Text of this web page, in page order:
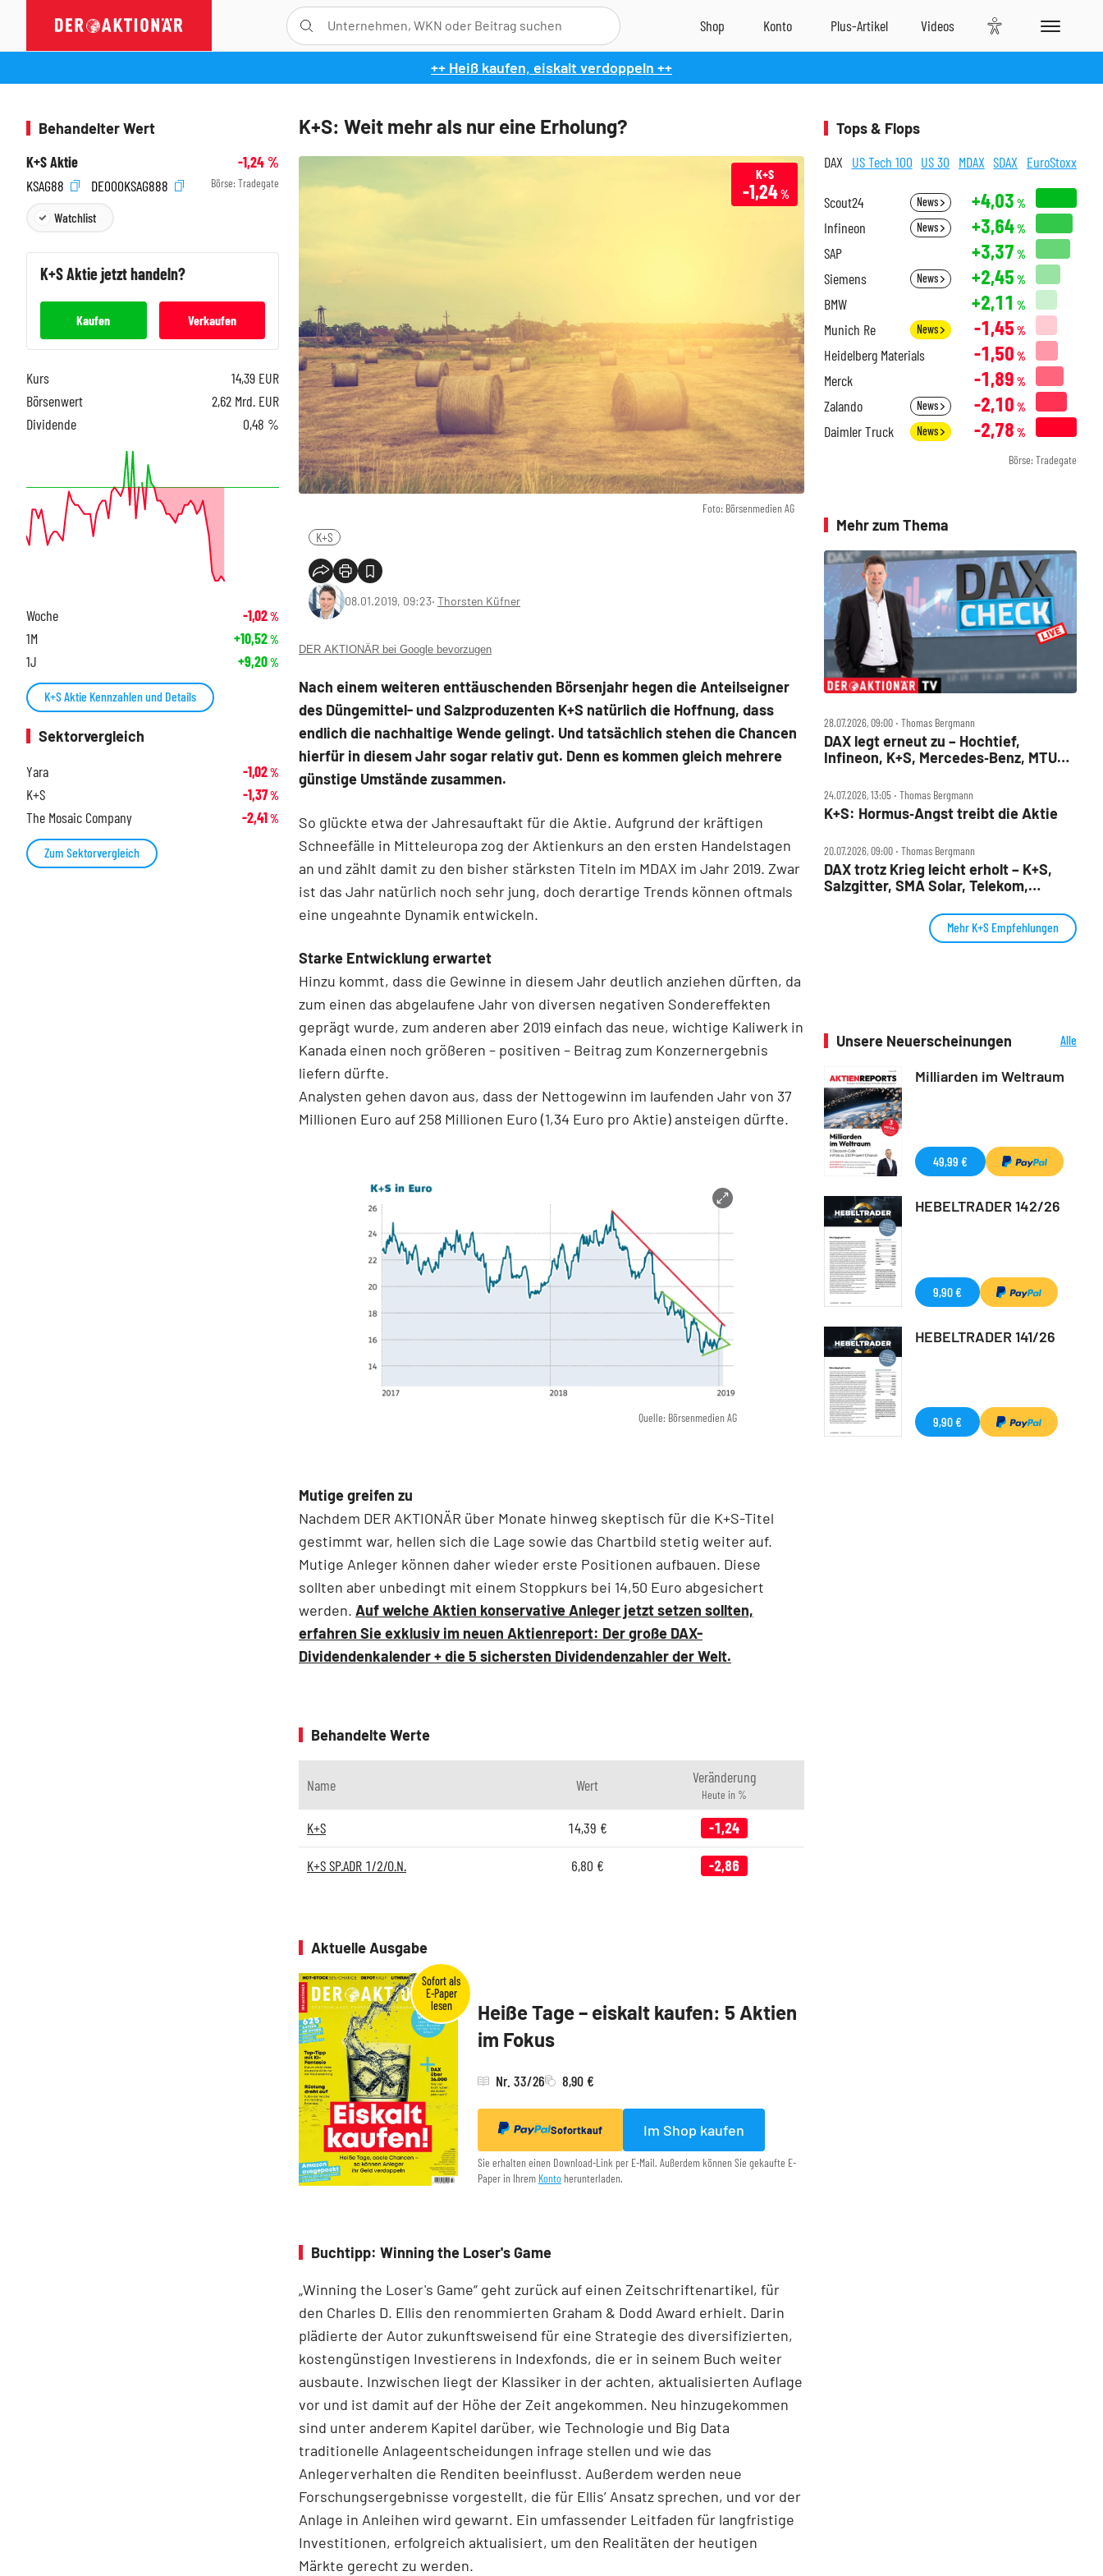
++ Heiß kaufen, eiskalt verdoppeln ++
K+S: Weit mehr als nur eine Erholung?
Foto: Börsenmedien AG
K+S
-1,24%
K+S
08.01.2019, 09:23‧ Thorsten Küfner
DER AKTIONÄR bei Google bevorzugen
Nach einem weiteren enttäuschenden Börsenjahr hegen die Anteilseigner
des Düngemittel- und Salzproduzenten K+S natürlich die Hoffnung, dass
endlich die nachhaltige Wende gelingt. Und tatsächlich stehen die Chancen
hierfür in diesem Jahr sogar relativ gut. Denn es kommen gleich mehrere
günstige Umstände zusammen.
So glückte etwa der Jahresauftakt für die Aktie. Aufgrund der kräftigen
Schneefälle in Mitteleuropa zog der Aktienkurs an den ersten Handelstagen
an und zählt damit zu den bisher stärksten Titeln im MDAX im Jahr 2019. Zwar
ist das Jahr natürlich noch sehr jung, doch derartige Trends können oftmals
eine ungeahnte Dynamik entwickeln.
Starke Entwicklung erwartet
Hinzu kommt, dass die Gewinne in diesem Jahr deutlich anziehen dürften, da
zum einen das abgelaufene Jahr von diversen negativen Sondereffekten
geprägt wurde, zum anderen aber 2019 einfach das neue, wichtige Kaliwerk in
Kanada einen noch größeren – positiven – Beitrag zum Konzernergebnis
liefern dürfte.
Analysten gehen davon aus, dass der Nettogewinn im laufenden Jahr von 37
Millionen Euro auf 258 Millionen Euro (1,34 Euro pro Aktie) ansteigen dürfte.
Quelle: Börsenmedien AG
Mutige greifen zu
Nachdem DER AKTIONÄR über Monate hinweg skeptisch für die K+S-Titel
gestimmt war, hellen sich die Lage sowie das Chartbild stetig weiter auf.
Mutige Anleger können daher wieder erste Positionen aufbauen. Diese
sollten aber unbedingt mit einem Stoppkurs bei 14,50 Euro abgesichert
werden. Auf welche Aktien konservative Anleger jetzt setzen sollten,
erfahren Sie exklusiv im neuen Aktienreport: Der große DAX-
Dividendenkalender + die 5 sichersten Dividendenzahler der Welt.
Behandelte Werte
Name Wert Veränderung
Heute in %
K+S 14,39 € -1,24
K+S SP.ADR 1/2/O.N. 6,80 € -2,86
Aktuelle Ausgabe
Heiße Tage – eiskalt kaufen: 5 Aktien
im Fokus
Nr. 33/26 8,90 €
Sofortkauf Im Shop kaufen
Sie erhalten einen Download-Link per E-Mail. Außerdem können Sie gekaufte E-
Paper in Ihrem Konto herunterladen.
Buchtipp: Winning the Loser's Game
„Winning the Loser's Game“ geht zurück auf einen Zeitschriftenartikel, für
den Charles D. Ellis den renommierten Graham & Dodd Award erhielt. Darin
plädierte der Autor zukunftsweisend für eine Strategie des diversifizierten,
kostengünstigen Investierens in Indexfonds, die er in seinem Buch weiter
ausbaute. Inzwischen liegt der Klassiker in der achten, aktualisierten Auflage
vor und ist damit auf der Höhe der Zeit angekommen. Neu hinzugekommen
sind unter anderem Kapitel darüber, wie Technologie und Big Data
traditionelle Anlageentscheidungen infrage stellen und wie das
Anlegerverhalten die Renditen beeinflusst. Außerdem werden neue
Forschungsergebnisse vorgestellt, die für Ellis’ Ansatz sprechen, und vor der
Anlage in Anleihen wird gewarnt. Ein umfassender Leitfaden für langfristige
Investitionen, erfolgreich aktualisiert, um den Realitäten der heutigen
Märkte gerecht zu werden.
Behandelter Wert
K+S Aktie
-1,24%
KSAG88
DE000KSAG888 Börse: Tradegate
Watchlist
K+SAktie jetzt handeln?
Kaufen Verkaufen
Kurs 14,39 EUR
Börsenwert
2,62 Mrd. EUR
Dividende
0,48 %
Woche -1,02%
1M +10,52%
1J +9,20%
K+S Aktie Kennzahlen und Details
Sektorvergleich
Yara
-1,02%
K+S -1,37%
The Mosaic Company -2,41%
Zum Sektorvergleich
Tops & Flops
DAX US Tech 100 US 30 MDAX SDAX EuroStoxx
Scout24 News +4,03 %
Infineon News +3,64%
SAP +3,37 %
Siemens News +2,45 %
BMW +2,11 %
Munich Re News -1,45 %
Heidelberg Materials -1,50 %
Merck -1,89 %
Zalando News -2,10 %
Daimler Truck News -2,78 %
Börse: Tradegate
Mehr zum Thema
28.07.2026, 09:00 ‧ Thomas Bergmann
DAX legt erneut zu – Hochtief,
Infineon, K+S, Mercedes‑Benz, MTU
24.07.2026, 13:05 ‧ Thomas Bergmann
K+S: Hormus‑Angst treibt die Aktie
20.07.2026, 09:00 ‧ Thomas Bergmann
DAX trotz Krieg leicht erholt – K+S,
Salzgitter, SMA Solar, Telekom,
Mehr K+S Empfehlungen
Unsere Neuerscheinungen
Alle
Milliarden im Weltraum
49,99 €
HEBELTRADER 142/26
9,90 €
HEBELTRADER 141/26
9,90 €